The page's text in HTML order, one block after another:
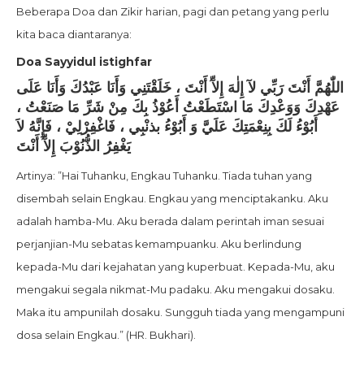
Beberapa Doa dan Zikir harian, pagi dan petang yang perlu
kita baca diantaranya:
Doa Sayyidul istighfar
اللّٰهُمَّ أَنْتَ رَبِّي لآ إِلٰهَ إِلآّ أَنْتَ ، خَلَقْتَنِي وَأَنَا عَبْدُكَ وَأَنَا عَلَى
عَهْدِكَ وَوَعْدِكَ مَا اسْتَطَعْتُ أَعُوْذُ بِكَ مِنْ شَرِّ مَا صَنَعْتُ ،
أَبُوْءُ لَكَ بِنِعْمَتِكَ عَلَيَّ وَ أَبُوْءُ بذنْبِي ، فَاغْفِرْلِيْ ، فَإِنَّهُ لاَ
يَغْفِرُ الذُّنُوْبَ إِلآّ أَنْتَ
Artinya: ”Hai Tuhanku, Engkau Tuhanku. Tiada tuhan yang
disembah selain Engkau. Engkau yang menciptakanku. Aku
adalah hamba-Mu. Aku berada dalam perintah iman sesuai
perjanjian-Mu sebatas kemampuanku. Aku berlindung
kepada-Mu dari kejahatan yang kuperbuat. Kepada-Mu, aku
mengakui segala nikmat-Mu padaku. Aku mengakui dosaku.
Maka itu ampunilah dosaku. Sungguh tiada yang mengampuni
dosa selain Engkau.” (HR. Bukhari).